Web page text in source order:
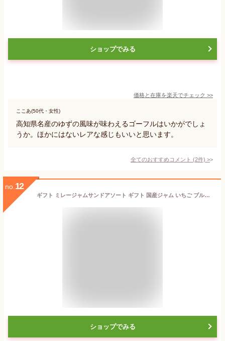
ショップでみる
価格と在庫を楽天でチェック >>
ここあ(50代・女性)
高知県名産のゆずの風味が味わえるゴーフルはいかがでしょ
うか。ほかにはないレアな感じもいいと思います。
全てのおすすめコメント (2件) >
no. 12
ギフト ミレージャムサンドアソート ギフト 国産ジャム いちご ブルーベリー 瀬戸内レモン モンプレジール ミレービスケット お土産 高知 洋菓子 スィーツ ギフト プレゼント お歳暮
ショップでみる